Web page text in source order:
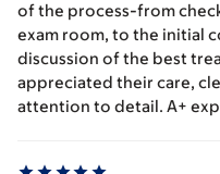
of the process-from
exam room, to the initial
discussion of the best
appreciated their care,
attention to detail. A+